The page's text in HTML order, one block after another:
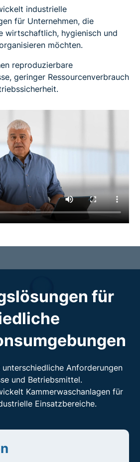
industrielle
für Unternehmen, die
wirtschaftlich, hygienisch und
möchten.
reproduzierbare
geringer Ressourcenverbrauch
für
Anforderungen
und Betriebsmittel.
Kammerwaschanlagen für
Einsatzbereiche.